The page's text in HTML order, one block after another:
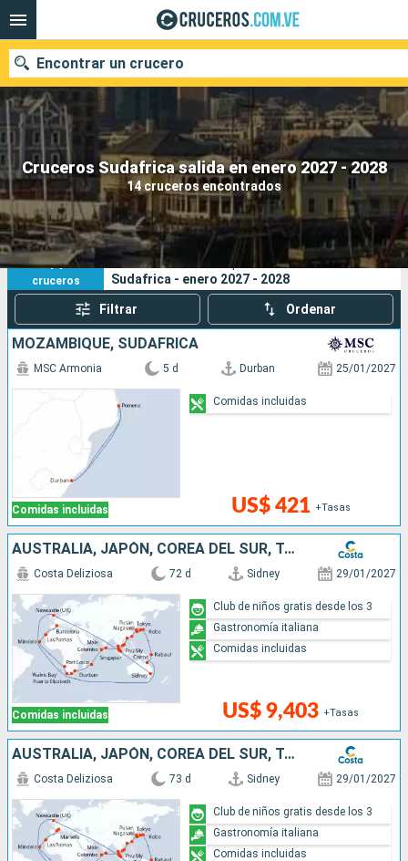
Cruceros Sudafrica salida en enero 2027 - 2028
14 cruceros encontrados
Encontrar un crucero
Nuestros destinos
Fecha de salida
Puertos Compañías
Buscar
14
cruceros
Sus criterios de búsqueda:
Sudafrica - enero 2027 - 2028
Filtrar Ordenar
MOZAMBIQUE, SUDAFRICA
Comidas incluidas
MSC Armonia 5 d Durban 25/01/2027
US$ 421 +Tasas
Comidas incluidas
AUSTRALIA, JAPÓN, COREA DEL SUR, TAIWÁN, CHINA, VIETNAM, SINGAPUR, MALASIA, SRI LANKA, MALDIVAS, MAURICIO, SUDÁFRICA, NAMIBIA, CABO VERDE, CANARIAS
Comidas incluidas
Costa Deliziosa 72 d Sidney 29/01/2027
US$ 9,403 +Tasas
Club de niños gratis desde los 3
Gastronomía italiana
Comidas incluidas
AUSTRALIA, JAPÓN, COREA DEL SUR, TAIWÁN, CHINA, VIETNAM, SINGAPUR, MALASIA, SRI LANKA, MALDIVAS, MAURICIO, SUDÁFRICA, NAMIBIA, CABO VERDE, CANARIAS
Costa Deliziosa 73 d Sidney 29/01/2027
Club de niños gratis desde los 3
Gastronomía italiana
Comidas incluidas